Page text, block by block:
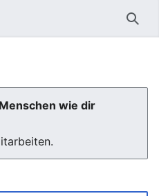
wie dir